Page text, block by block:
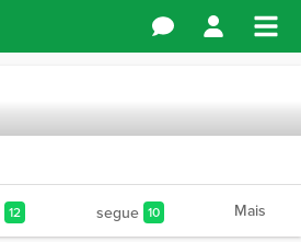
12 segue 10 Mais